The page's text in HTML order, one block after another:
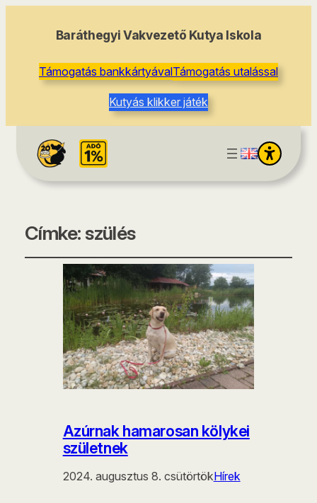
Baráthegyi Vakvezető Kutya Iskola
Támogatás bankkártyávalTámogatás utalással
Kutyás klikker játék
Címke:szülés
Azúrnak hamarosan kölykei
születnek
2024. augusztus 8. csütörtökHírek